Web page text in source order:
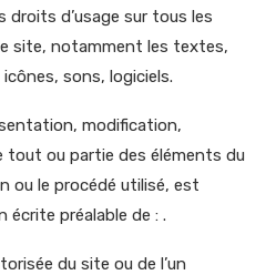
d’usage sur tous les
site, notamment les textes,
sons, logiciels.
modification,
ou partie des éléments du
ou le procédé utilisé, est
préalable de : .
du site ou de l’un